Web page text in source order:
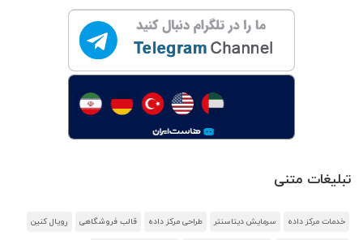
تبلیغات متنی
خدمات مرکز داده سرمایش دیتاسنتر طراحی مرکز داده قالب فروشگاهی رویال کنین